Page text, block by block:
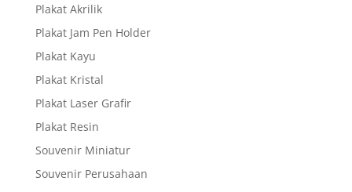
Plakat Akrilik
Plakat Jam Pen Holder
Plakat Kayu
Plakat Kristal
Plakat Laser Grafir
Plakat Resin
Souvenir Miniatur
Souvenir Perusahaan